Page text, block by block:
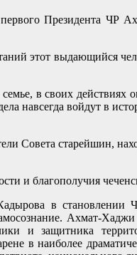
Президента ЧР
этот выдающийся
в своих действиях
навсегда войдут в
Совета старейшин,
и благополучия
в становлении
Ахмат-
и защитника
в наиболее